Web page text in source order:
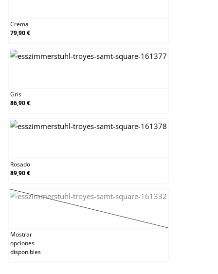
Crema
79,90 €
Gris
86,90 €
Rosado
89,90 €
pink
(Esta opción no está disponible en este
Mostrar
opciones
disponibles